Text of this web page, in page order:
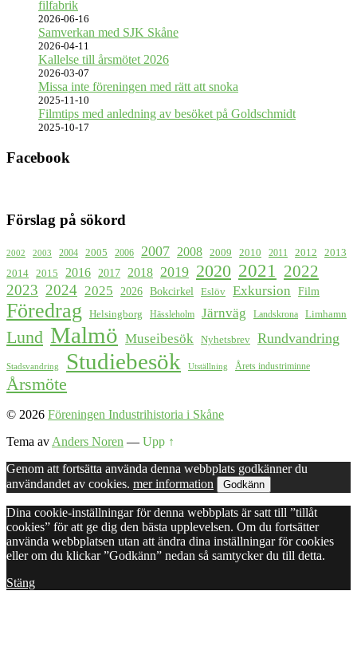
filfabrik
2026-06-16
Samverkan med SJK Skåne
2026-04-11
Kallelse till årsmötet 2026
2026-03-07
Missa inte föreningen med rätt att snoka
2025-11-10
Filmtips med anledning av besöket på Goldschmidt
2025-10-17
Facebook
Förslag på sökord
2002 2003 2004 2005 2006 2007 2008 2009 2010 2011 2012
2013
2014
2015 2016 2017 2018 2019 2020 2021 2022
2023 2024 2025 2026 Bokcirkel Eslöv Exkursion Film
Föredrag Helsingborg Hässleholm Järnväg Landskrona Limhamn
Lund Malmö Museibesök Nyhetsbrev Rundvandring
Stadsvandring Studiebesök Utställning Årets industriminne
Årsmöte
© 2026 Föreningen Industrihistoria i Skåne
Tema av Anders Noren — Upp ↑
Genom att fortsätta använda denna webbplats godkänner du
användandet av cookies. mer information Godkänn
Dina cookie-inställningar för denna webbplats är satt till ”tillåt
cookies” för att ge dig den bästa upplevelsen. Om du fortsätter
använda webbplatsen utan att ändra dina inställningar för cookies
eller om du klickar ”Godkänn” nedan så samtycker du till detta.
Stäng